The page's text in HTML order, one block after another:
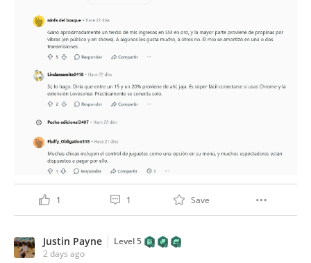
1 1 Save
Justin Payne
Level 5
2 days ago